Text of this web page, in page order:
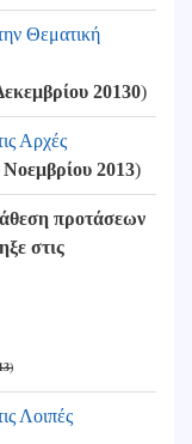
Θεματική
20130)
Αρχές
Νοεμβρίου 2013)
προτάσεων
στις
)
Λοιπές